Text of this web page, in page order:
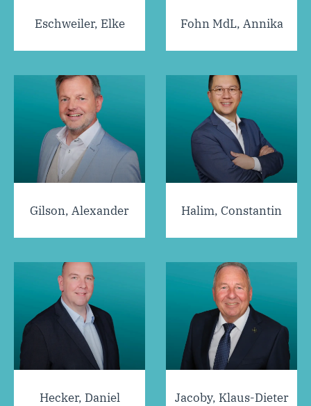
Eschweiler, Elke Fohn MdL, Annika
Gilson, Alexander Halim, Constantin
Hecker, Daniel Jacoby, Klaus-Dieter